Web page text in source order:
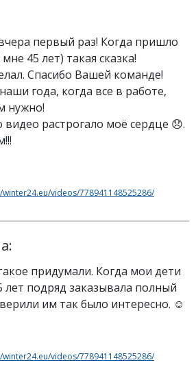
первый раз! Когда пришло
45 лет) такая сказка!
Спасибо Вашей команде!
года, когда все в работе,
нужно!
видео растрогало моё сердце 😞.
videos/778941148525286/
придумали. Когда мои дети
лет подряд заказывала полный
им так было интересно. ☺️
videos/778941148525286/